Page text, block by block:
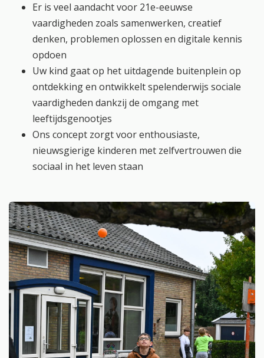
Er is veel aandacht voor 21e-eeuwse
vaardigheden zoals samenwerken, creatief
denken, problemen oplossen en digitale kennis
opdoen
Uw kind gaat op het uitdagende buitenplein op
ontdekking en ontwikkelt spelenderwijs sociale
vaardigheden dankzij de omgang met
leeftijdsgenootjes
Ons concept zorgt voor enthousiaste,
nieuwsgierige kinderen met zelfvertrouwen die
sociaal in het leven staan